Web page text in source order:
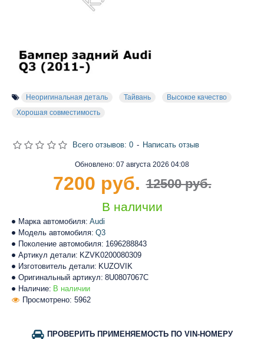
Неоригинальная деталь Тайвань
Высокое качество
Хорошая совместимость
Наличие: В наличии
Марка автомобиля: Audi
Модель автомобиля: Q3
Поколение автомобиля: 1696288843
Артикул детали: KZVK0200080309
Изготовитель детали: KUZOVIK
Оригинальный артикул: 8U0807067C
Просмотрено: 5962
Обновлено: 07 августа 2026 04:08
В наличии
Всего отзывов: 0 - Написать отзыв
12500 руб.
7200 руб.
ПРОВЕРИТЬ ПРИМЕНЯЕМОСТЬ ПО VIN-НОМЕРУ